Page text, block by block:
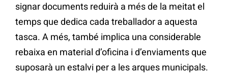
signar documents reduirà a més de la meitat el
temps que dedica cada treballador a aquesta
tasca. A més, també implica una considerable
rebaixa en material d’oficina i d’enviaments que
suposarà un estalvi per a les arques municipals.